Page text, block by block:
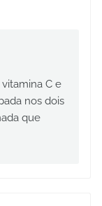
C e
nos dois
que